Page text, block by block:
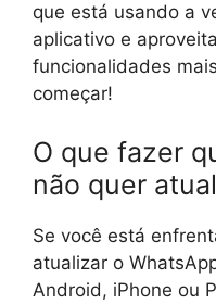
que está usando a
aplicativo e
funcionalidades
começar!
O que fazer
não quer
Se você está
atualizar o
Android, iPhone ou